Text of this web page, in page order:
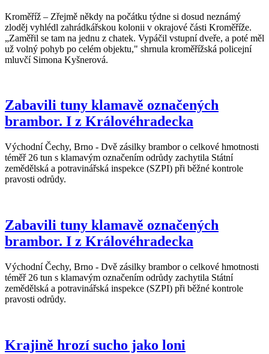
Kroměříž – Zřejmě někdy na počátku týdne si dosud neznámý
zloděj vyhlédl zahrádkářskou kolonii v okrajové části Kroměříže.
„Zaměřil se tam na jednu z chatek. Vypáčil vstupní dveře, a poté měl
už volný pohyb po celém objektu," shrnula kroměřížská policejní
mluvčí Simona Kyšnerová.
Zabavili tuny klamavě označených
brambor. I z Královéhradecka
Východní Čechy, Brno - Dvě zásilky brambor o celkové hmotnosti
téměř 26 tun s klamavým označením odrůdy zachytila Státní
zemědělská a potravinářská inspekce (SZPI) při běžné kontrole
pravosti odrůdy.
Zabavili tuny klamavě označených
brambor. I z Královéhradecka
Východní Čechy, Brno - Dvě zásilky brambor o celkové hmotnosti
téměř 26 tun s klamavým označením odrůdy zachytila Státní
zemědělská a potravinářská inspekce (SZPI) při běžné kontrole
pravosti odrůdy.
Krajině hrozí sucho jako loni